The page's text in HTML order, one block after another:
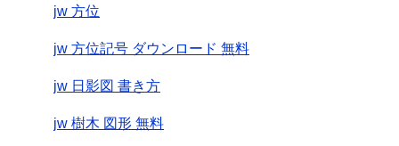
jw 方位
jw 方位記号 ダウンロード 無料
jw 日影図 書き方
jw 樹木 図形 無料